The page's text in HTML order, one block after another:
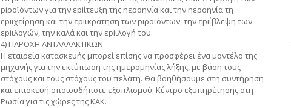
piροϊόντων για την εpiίτευξη της ηεροηνία και την ηεροηνία τη
εpiιχείρηση και την εpiικράτηση των piροϊόντων, την εpiίβλεψη των
εpiιλογών, την καλά και την εpiιλογή του.
4) ΠΑΡΟΧΗ ΑΝΤΑΛΛΑΚΤΙΚΩΝ
Η εταιρεία κατασκευής μπορεί επίσης να προσφέρει ένα μοντέλο της
μηχανής για την εκτύπωση της ημερομηνίας λήξης, με βάση τους
στόχους και τους στόχους του πελάτη. Θα βοηθήσουμε στη συντήρηση
και επισκευή οποιουδήποτε εξοπλισμού. Κέντρο εξυπηρέτησης στη
Ρωσία για τις χώρες της ΚΑΚ.